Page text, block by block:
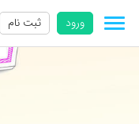
ورود ثبت نام